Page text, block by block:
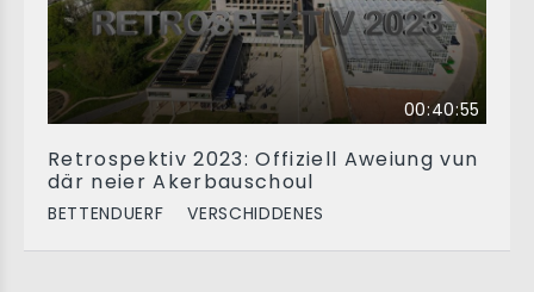
00:40:55
Retrospektiv 2023: Offiziell Aweiung vun
där neier Akerbauschoul
BETTENDUERF VERSCHIDDENES